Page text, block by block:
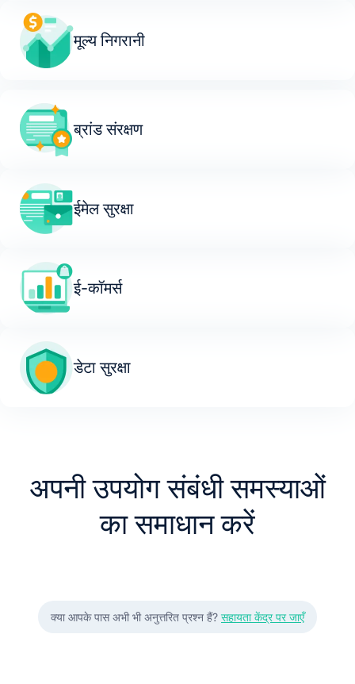
मूल्य निगरानी
ब्रांड संरक्षण
ईमेल सुरक्षा
ई-कॉमर्स
डेटा सुरक्षा
अपनी उपयोग संबंधी समस्याओं
का समाधान करें
क्या आपके पास अभी भी अनुत्तरित प्रश्न हैं? सहायता केंद्र पर जाएँ